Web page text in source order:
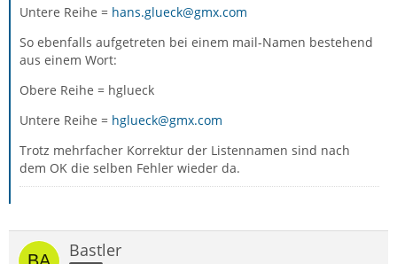
Untere Reihe = hans.glueck@gmx.com
So ebenfalls aufgetreten bei einem mail-Namen bestehend
aus einem Wort:
Obere Reihe = hglueck
Untere Reihe = hglueck@gmx.com
Trotz mehrfacher Korrektur der Listennamen sind nach
dem OK die selben Fehler wieder da.
Bastler